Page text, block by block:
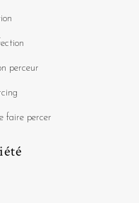
perceur
faire percer